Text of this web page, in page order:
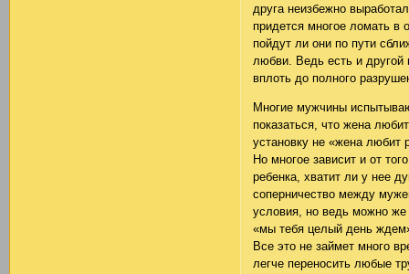
друга неизбежно
придется многое ломать в
пойдут ли они по пути
любви. Ведь есть и другой
вплоть до полного
Многие мужчины
показаться, что жена
установку не «жена любит
Но многое зависит и от
ребенка, хватит ли у нее
соперничество между
условия, но ведь можно же
«мы тебя целый день
Все это не займет много
легче переносить любые